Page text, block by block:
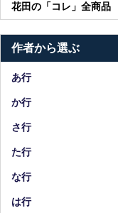
花田の「コレ」全商品
鉢・湯呑・カップ
汁椀・土鍋・折敷
小物・カトラリー
作者から選ぶ
あ行
浅野奈生
苧野直樹
安達和治
か行
蠣崎マコト
葛西国太郎
葛西義信
さ行
坂本達哉
佐川岳彦
佐々木暢子
た行
高島慎一
高木剛
な行
中荒江道子
は行